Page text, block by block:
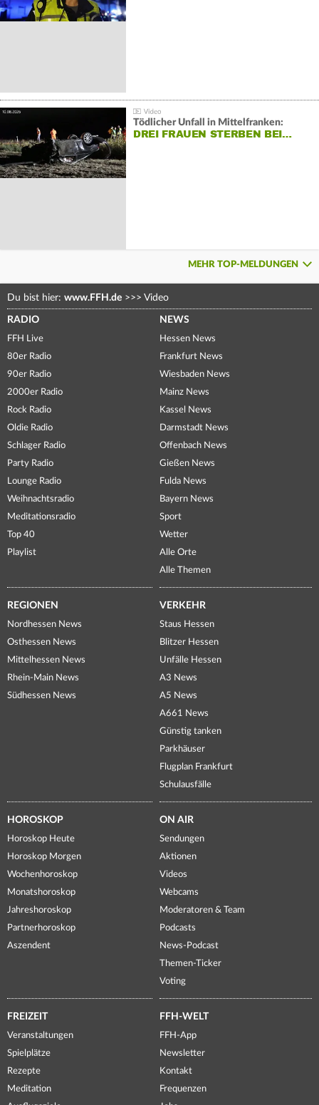
Tödlicher Unfall in Mittelfranken:
DREI FRAUEN STERBEN BEI…
MEHR TOP-MELDUNGEN
Du bist hier: www.FFH.de >>> Video
RADIO
FFH Live
80er Radio
90er Radio
2000er Radio
Rock Radio
Oldie Radio
Schlager Radio
Party Radio
Lounge Radio
Weihnachtsradio
Meditationsradio
Top 40
Playlist
NEWS
Hessen News
Frankfurt News
Wiesbaden News
Mainz News
Kassel News
Darmstadt News
Offenbach News
Gießen News
Fulda News
Bayern News
Sport
Wetter
Alle Orte
Alle Themen
REGIONEN
Nordhessen News
Osthessen News
Mittelhessen News
Rhein-Main News
Südhessen News
VERKEHR
Staus Hessen
Blitzer Hessen
Unfälle Hessen
A3 News
A5 News
A661 News
Günstig tanken
Parkhäuser
Flugplan Frankfurt
Schulausfälle
HOROSKOP
Horoskop Heute
Horoskop Morgen
Wochenhoroskop
Monatshoroskop
Jahreshoroskop
Partnerhoroskop
Aszendent
ON AIR
Sendungen
Aktionen
Videos
Webcams
Moderatoren & Team
Podcasts
News-Podcast
Themen-Ticker
Voting
FREIZEIT
Veranstaltungen
Spielplätze
Rezepte
Meditation
FFH-WELT
FFH-App
Newsletter
Kontakt
Frequenzen